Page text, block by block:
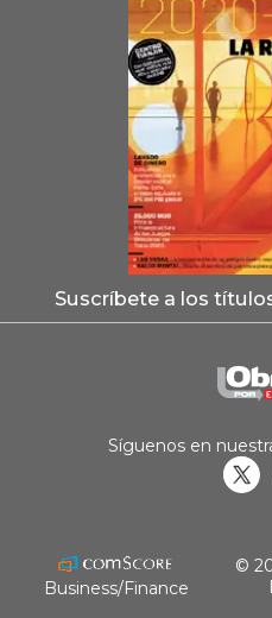
Suscríbete a los
Síguenos en
Business/Finance
©